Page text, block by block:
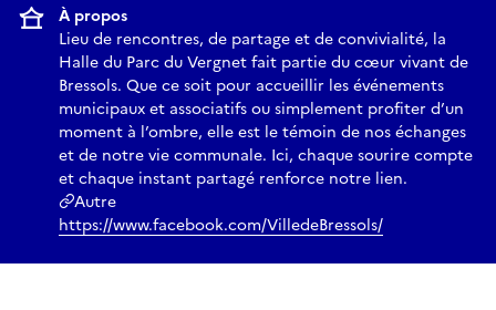
À propos
Lieu de rencontres, de partage et de convivialité, la
Halle du Parc du Vergnet fait partie du cœur vivant de
Bressols. Que ce soit pour accueillir les événements
municipaux et associatifs ou simplement profiter d’un
moment à l’ombre, elle est le témoin de nos échanges
et de notre vie communale. Ici, chaque sourire compte
et chaque instant partagé renforce notre lien.
Autre
https://www.facebook.com/VilledeBressols/